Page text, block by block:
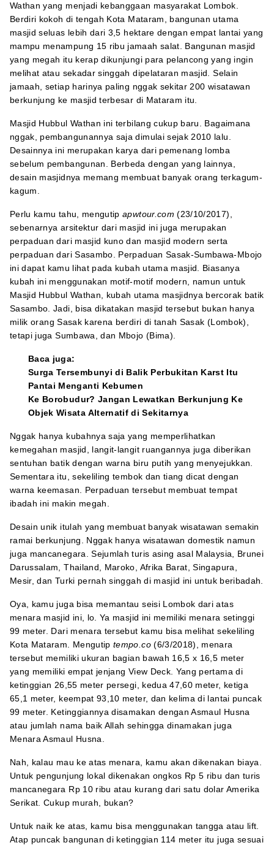
Wathan yang menjadi kebanggaan masyarakat Lombok.
Berdiri kokoh di tengah Kota Mataram, bangunan utama
masjid seluas lebih dari 3,5 hektare dengan empat lantai yang
mampu menampung 15 ribu jamaah salat. Bangunan masjid
yang megah itu kerap dikunjungi para pelancong yang ingin
melihat atau sekadar singgah dipelataran masjid. Selain
jamaah, setiap harinya paling nggak sekitar 200 wisatawan
berkunjung ke masjid terbesar di Mataram itu.
Masjid Hubbul Wathan ini terbilang cukup baru. Bagaimana
nggak, pembangunannya saja dimulai sejak 2010 lalu.
Desainnya ini merupakan karya dari pemenang lomba
sebelum pembangunan. Berbeda dengan yang lainnya,
desain masjidnya memang membuat banyak orang terkagum-
kagum.
Perlu kamu tahu, mengutipapwtour.com (23/10/2017),
sebenarnya arsitektur dari masjid ini juga merupakan
perpaduan dari masjid kuno dan masjid modern serta
perpaduan dari Sasambo. Perpaduan Sasak-Sumbawa-Mbojo
ini dapat kamu lihat pada kubah utama masjid. Biasanya
kubah ini menggunakan motif-motif modern, namun untuk
Masjid Hubbul Wathan, kubah utama masjidnya bercorak batik
Sasambo. Jadi, bisa dikatakan masjid tersebut bukan hanya
milik orang Sasak karena berdiri di tanah Sasak (Lombok),
tetapi juga Sumbawa, dan Mbojo (Bima).
Baca juga:
Surga Tersembunyi di Balik Perbukitan Karst Itu
Pantai Menganti Kebumen
Ke Borobudur? Jangan Lewatkan Berkunjung Ke
Objek Wisata Alternatif di Sekitarnya
Nggak hanya kubahnya saja yang memperlihatkan
kemegahan masjid, langit-langit ruangannya juga diberikan
sentuhan batik dengan warna biru putih yang menyejukkan.
Sementara itu, sekeliling tembok dan tiang dicat dengan
warna keemasan. Perpaduan tersebut membuat tempat
ibadah ini makin megah.
Desain unik itulah yang membuat banyak wisatawan semakin
ramai berkunjung. Nggak hanya wisatawan domestik namun
juga mancanegara. Sejumlah turis asing asal Malaysia, Brunei
Darussalam, Thailand, Maroko, Afrika Barat, Singapura,
Mesir, dan Turki pernah singgah di masjid ini untuk beribadah.
Oya, kamu juga bisa memantau seisi Lombok dari atas
menara masjid ini, lo. Ya masjid ini memiliki menara setinggi
99 meter. Dari menara tersebut kamu bisa melihat sekeliling
Kota Mataram. Mengutiptempo.co(6/3/2018), menara
tersebut memiliki ukuran bagian bawah 16,5 x 16,5 meter
yang memiliki empat jenjang View Deck. Yang pertama di
ketinggian 26,55 meter persegi, kedua 47,60 meter, ketiga
65,1 meter, keempat 93,10 meter, dan kelima di lantai puncak
99 meter. Ketinggiannya disamakan dengan Asmaul Husna
atau jumlah nama baik Allah sehingga dinamakan juga
Menara Asmaul Husna.
Nah, kalau mau ke atas menara, kamu akan dikenakan biaya.
Untuk pengunjung lokal dikenakan ongkos Rp 5 ribu dan turis
mancanegara Rp 10 ribu atau kurang dari satu dolar Amerika
Serikat. Cukup murah, bukan?
Untuk naik ke atas, kamu bisa menggunakan tangga atau lift.
Atap puncak bangunan di ketinggian 114 meter itu juga sesuai